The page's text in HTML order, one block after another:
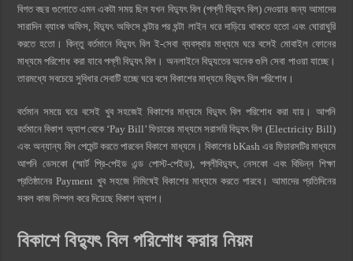
বিগত বছর গুলোতে এমন একটা সময় ছিল যখন বিদ্যুৎ বিল (পল্লী বিদ্যুৎ বিল) দেওয়ার জন্য আমাদের
সারাদিন ব্যাংক অফিস, বিদ্যুৎ অফিসে ঘন্টার পর ঘন্টা লাইন ধরে দাড়িয়ে থাকতে হতো এবং ঘোরাঘুরি
করতে হতো। কিন্তু বর্তমানে বিদ্যুৎ বিল ই-সেবা ব্যবস্থার মাধ্যমে ঘরে বসেই মোবাইল ফোনের
মাধ্যমে পরিশোধ করা যাবে পল্লী বিদ্যুৎ বিল। অনলাইনে বিদ্যুতের অনেক গুলি সেবা পাওয়া যাচ্ছে।
তারমধ্যে সবচেয়ে সুবিধার সেবাটি হচ্ছে ঘরে বসে বিকাশের মাধ্যমে বিদ্যুৎ বিল পরিশোধ।
বর্তমান সময়ে ঘরে বসেই খুব সহজেই বিকাশের মাধ্যমে বিদ্যুৎ বিল পরিশোধ করা যায়। আপনি
বর্তমানে বিকাশ অ্যাপ থেকে ‘Pay Bill’ ফিচারের মাধ্যমে সরাসরি বিদ্যুৎ বিল (Electricity Bill)
এবং অন্যান্য বিল পেমেন্ট করতে পারবেন বিকাশে মাধ্যমে। বিকাশের bKash এর ফিচারসটির মাধ্যমে
আপনি ডেসকো (স্মার্ট প্রি-পেইড এন্ড পোস্ট-পেইড), পল্লীবিদ্যুৎ, নেসকো এবং বিভিন্ন শিক্ষা
প্রতিষ্ঠানের Payment খুব সহজে নিমিষেই বিকাশের মাধ্যমে করতে পারবে। আমাদের প্রতিদিনের
সকল কাজ সিম্পল করে ‍দিয়েছে বিকাশ অ্যাপ।
বিকাশে বিদ্যুৎ বিল পরিশোধ করার নিয়ম